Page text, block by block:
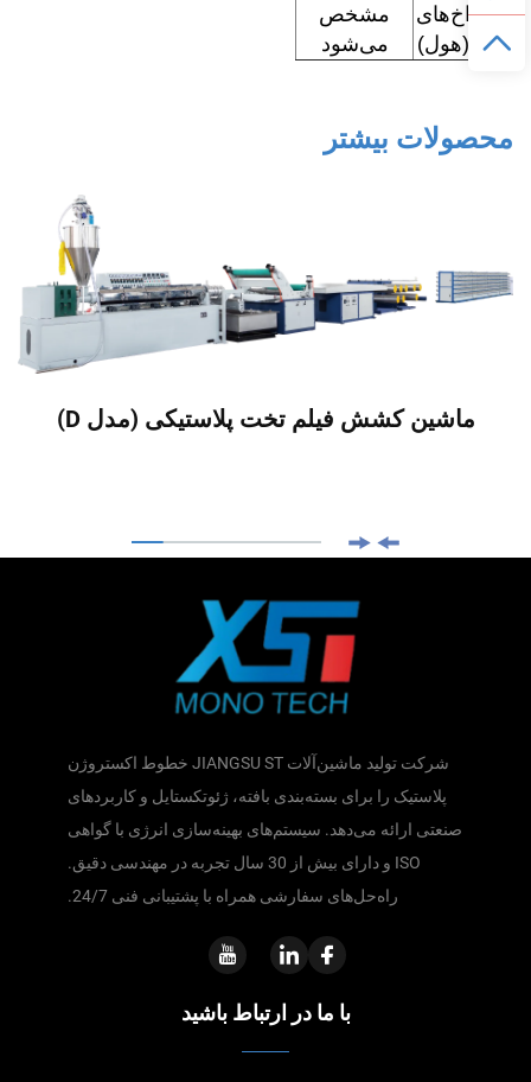
سوراخ‌های
دایه (هول)
مشخص
می‌شود
محصولات بیشتر
ماشین کشش فیلم تخت پلاستیکی (مدل D)
شرکت تولید ماشین‌آلات JIANGSU ST خطوط اکستروژن
پلاستیک را برای بسته‌بندی بافته، ژئوتکستایل و کاربردهای
صنعتی ارائه می‌دهد. سیستم‌های بهینه‌سازی انرژی با گواهی
ISO و دارای بیش از 30 سال تجربه در مهندسی دقیق.
راه‌حل‌های سفارشی همراه با پشتیبانی فنی 24/7.
با ما در ارتباط باشید